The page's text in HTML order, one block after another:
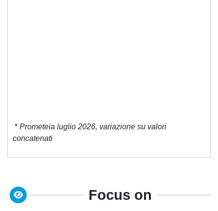
* Prometeia luglio 2026, variazione su valori
concatenati
Focus on